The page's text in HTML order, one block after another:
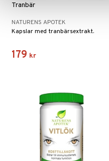
Tranbär
NATURENS APOTEK
Kapslar med tranbärsextrakt.
179 kr